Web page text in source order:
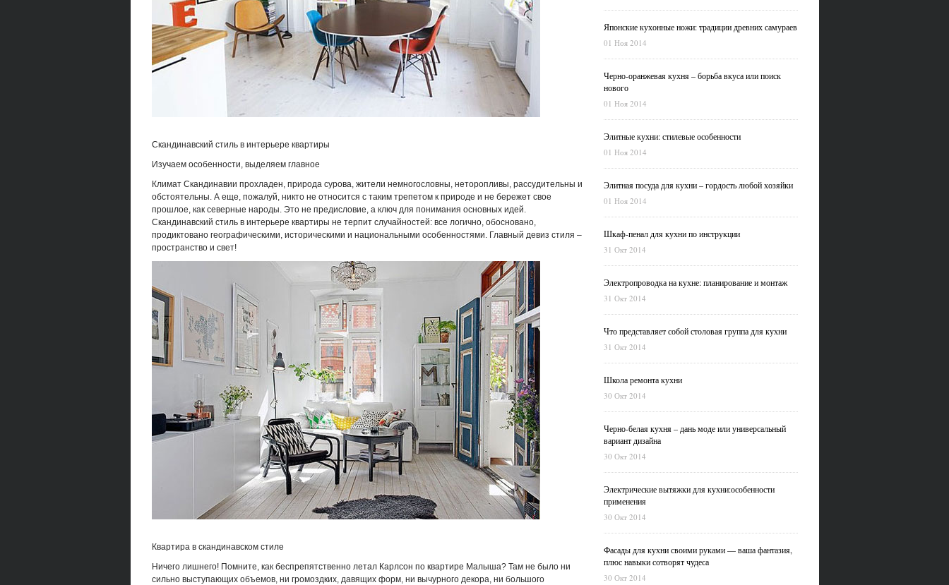
Скандинавский стиль в интерьере квартиры
Изучаем особенности, выделяем главное
Климат Скандинавии прохладен, природа сурова, жители немногословны, неторопливы, рассудительны и
обстоятельны. А еще, пожалуй, никто не относится с таким трепетом к природе и не бережет свое
прошлое, как северные народы. Это не предисловие, а ключ для понимания основных идей.
Скандинавский стиль в интерьере квартиры не терпит случайностей: все логично, обосновано,
продиктовано географическими, историческими и национальными особенностями. Главный девиз стиля –
пространство и свет!
Квартира в скандинавском стиле
Ничего лишнего! Помните, как беспрепятственно летал Карлсон по квартире Малыша? Там не было ни
сильно выступающих объемов, ни громоздких, давящих форм, ни вычурного декора, ни большого
Японские кухонные ножи: традиции древних самураев
01 Ноя 2014
Черно-оранжевая кухня – борьба вкуса или поиск
нового
01 Ноя 2014
Элитные кухни: стилевые особенности
01 Ноя 2014
Элитная посуда для кухни – гордость любой хозяйки
01 Ноя 2014
Шкаф-пенал для кухни по инструкции
31 Окт 2014
Электропроводка на кухне: планирование и монтаж
31 Окт 2014
Что представляет собой столовая группа для кухни
31 Окт 2014
Школа ремонта кухни
30 Окт 2014
Черно-белая кухня – дань моде или универсальный
вариант дизайна
30 Окт 2014
Электрические вытяжки для кухни:особенности
применения
30 Окт 2014
Фасады для кухни своими руками — ваша фантазия,
плюс навыки сотворят чудеса
30 Окт 2014